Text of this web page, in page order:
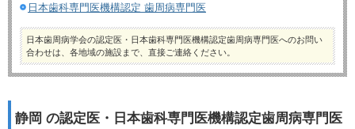
日本歯科専門医機構認定 歯周病専門医
日本歯周病学会の認定医・日本歯科専門医機構認定歯周病専門医へのお問い
合わせは、各地域の施設まで、直接ご連絡ください。
静岡 の認定医・日本歯科専門医機構認定歯周病専門医